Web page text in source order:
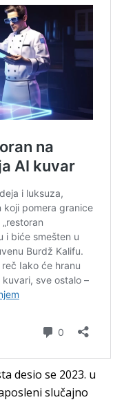
desio se 2023. u
slučajno